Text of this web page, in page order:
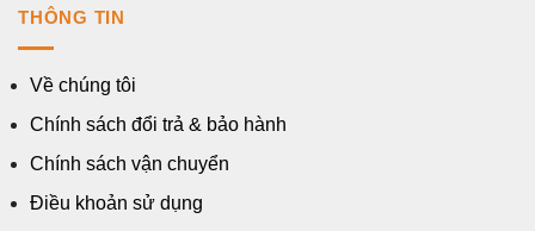
THÔNG TIN
Về chúng tôi
Chính sách đổi trả & bảo hành
Chính sách vận chuyển
Điều khoản sử dụng